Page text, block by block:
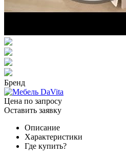
Бренд
Цена по запросу
Оставить заявку
Описание
Характеристики
Где купить?